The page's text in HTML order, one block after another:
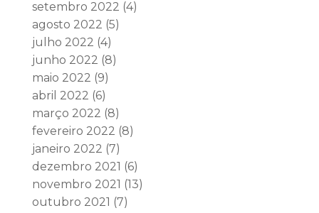
setembro 2022 (4)
agosto 2022 (5)
julho 2022 (4)
junho 2022 (8)
maio 2022 (9)
abril 2022 (6)
março 2022 (8)
fevereiro 2022 (8)
janeiro 2022 (7)
dezembro 2021 (6)
novembro 2021 (13)
outubro 2021 (7)